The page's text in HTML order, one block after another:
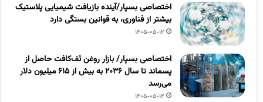
اختصاصی بسپار/آینده بازیافت شیمیایی پلاستیک
بیشتر از فناوری، به قوانین بستگی دارد
1405-05-12
اختصاصی بسپار/ بازار روغن تَف‌کافت حاصل از
پسماند تا سال ۲۰۳۶ به بیش از ۶۱۵ میلیون دلار
می‌رسد
1405-05-12